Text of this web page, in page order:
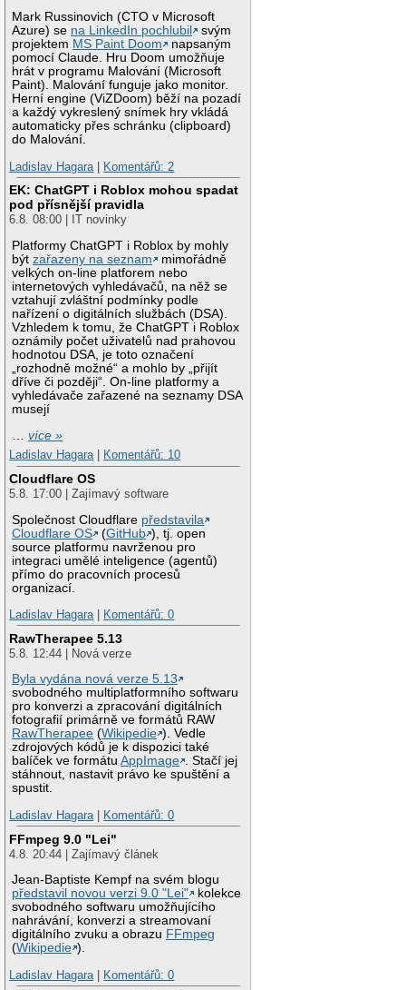
Mark Russinovich (CTO v Microsoft
Azure) se na LinkedIn pochlubil
svým
projektem MS Paint Doom
napsaným
pomocí Claude. Hru Doom umožňuje
hrát v programu Malování (Microsoft
Paint). Malování funguje jako monitor.
Herní engine (ViZDoom) běží na pozadí
a každý vykreslený snímek hry vkládá
automaticky přes schránku (clipboard)
do Malování.
Ladislav Hagara
Komentářů: 2
EK: ChatGPT i Roblox mohou spadat
pod přísnější pravidla
6.8. 08:00 | IT novinky
Platformy ChatGPT i Roblox by mohly
býtzařazeny na seznam
mimořádně
velkých on-line platforem nebo
internetových vyhledávačů, na něž se
vztahují zvláštní podmínky podle
nařízení o digitálních službách (DSA).
Vzhledem k tomu, že ChatGPT i Roblox
oznámily počet uživatelů nad prahovou
hodnotou DSA, je toto označení
„rozhodně možné“ a mohlo by „přijít
dříve či později“. On-line platformy a
vyhledávače zařazené na seznamy DSA
musejí
…více »
Ladislav Hagara| Komentářů: 10
Cloudflare OS
5.8. 17:00 | Zajímavý software
Společnost Cloudflare představila
Cloudflare OS
(GitHub ), tj. open
source platformu navrženou pro
integraci umělé inteligence (agentů)
přímo do pracovních procesů
organizací.
Ladislav Hagara| Komentářů: 0
RawTherapee 5.13
5.8. 12:44 | Nová verze
Byla vydána nová verze 5.13
svobodného multiplatformního softwaru
pro konverzi a zpracování digitálních
fotografií primárně ve formátů RAW
RawTherapee (Wikipedie ). Vedle
zdrojových kódů je k dispozici také
balíček ve formátuAppImage . Stačí jej
stáhnout, nastavit právo ke spuštění a
spustit.
Ladislav Hagara| Komentářů: 0
FFmpeg 9.0 "Lei"
4.8. 20:44 | Zajímavý článek
Jean-Baptiste Kempf na svém blogu
představil novou verzi 9.0 "Lei"
kolekce
svobodného softwaru umožňujícího
nahrávání, konverzi a streamovaní
digitálního zvuku a obrazu FFmpeg
(Wikipedie ).
Ladislav Hagara| Komentářů: 0